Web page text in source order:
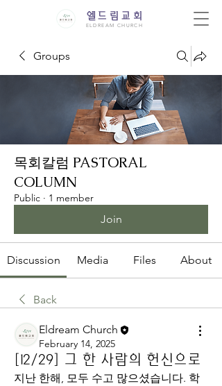
엘드림교회
ELDREAM CHURCH
Groups
목회칼럼 PASTORAL
COLUMN
Public · 1 member
Join
Discussion Media Files About
Back
Eldream Church
February 14, 2025
[12/29] 그 한 사람의 헌신으로
지난 한해, 모두 수고 많으셨습니다. 학